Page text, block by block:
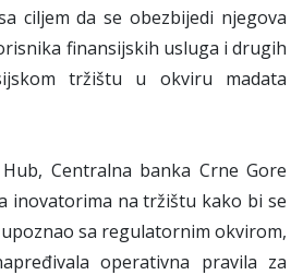
ciljem da se obezbijedi njegova
finansijskih usluga i drugih
tržištu u okviru madata
Hub, Centralna banka Crne Gore
inovatorima na tržištu kako bi se
sa regulatornim okvirom,
operativna pravila za